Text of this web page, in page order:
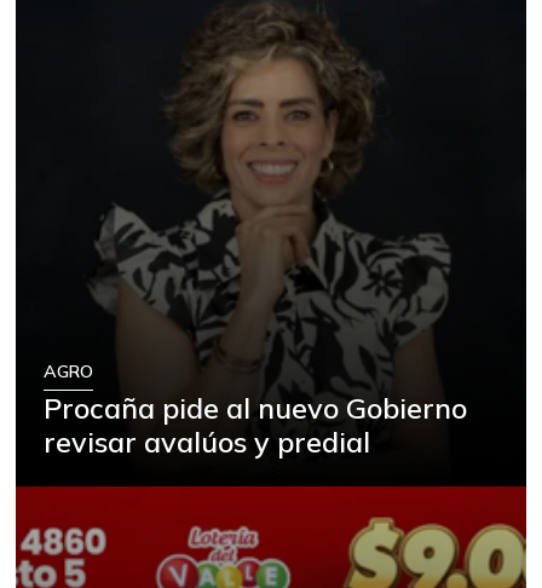
AGRO
Procaña pide al nuevo Gobierno
revisar avalúos y predial